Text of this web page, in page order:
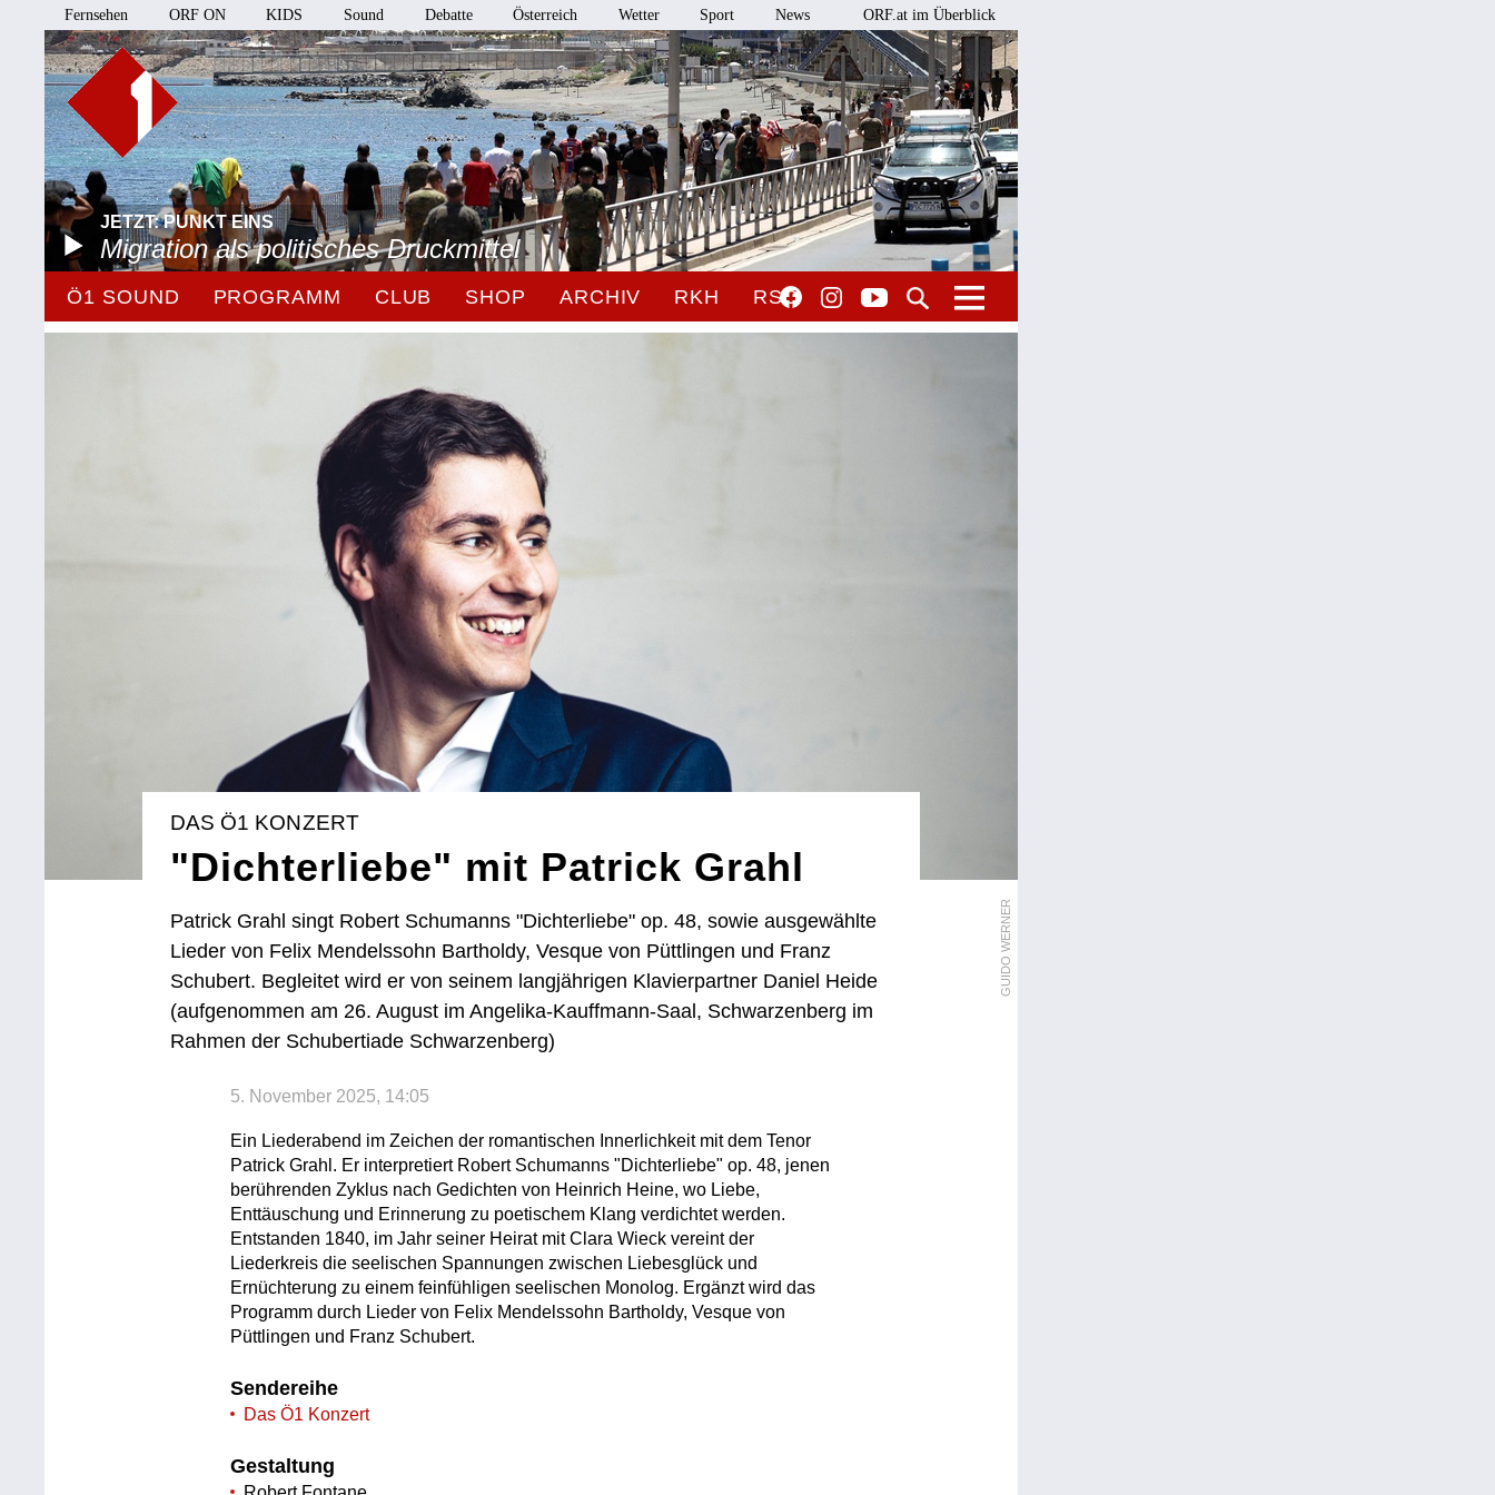
Fernsehen ORF ON KIDS Sound Debatte Österreich Wetter Sport News ORF.at im Überblick
JETZT: PUNKT EINS
Migration als politisches Druckmittel
Ö1 SOUND PROGRAMM CLUB SHOP ARCHIV RKH RSO
GUIDO WERNER
DAS Ö1 KONZERT
"Dichterliebe" mit Patrick Grahl
Patrick Grahl singt Robert Schumanns "Dichterliebe" op. 48, sowie ausgewählte
Lieder von Felix Mendelssohn Bartholdy, Vesque von Püttlingen und Franz
Schubert. Begleitet wird er von seinem langjährigen Klavierpartner Daniel Heide
(aufgenommen am 26. August im Angelika-Kauffmann-Saal, Schwarzenberg im
Rahmen der Schubertiade Schwarzenberg)
5. November 2025, 14:05
Ein Liederabend im Zeichen der romantischen Innerlichkeit mit dem Tenor
Patrick Grahl. Er interpretiert Robert Schumanns "Dichterliebe" op. 48, jenen
berührenden Zyklus nach Gedichten von Heinrich Heine, wo Liebe,
Enttäuschung und Erinnerung zu poetischem Klang verdichtet werden.
Entstanden 1840, im Jahr seiner Heirat mit Clara Wieck vereint der
Liederkreis die seelischen Spannungen zwischen Liebesglück und
Ernüchterung zu einem feinfühligen seelischen Monolog. Ergänzt wird das
Programm durch Lieder von Felix Mendelssohn Bartholdy, Vesque von
Püttlingen und Franz Schubert.
Sendereihe
Das Ö1 Konzert
Gestaltung